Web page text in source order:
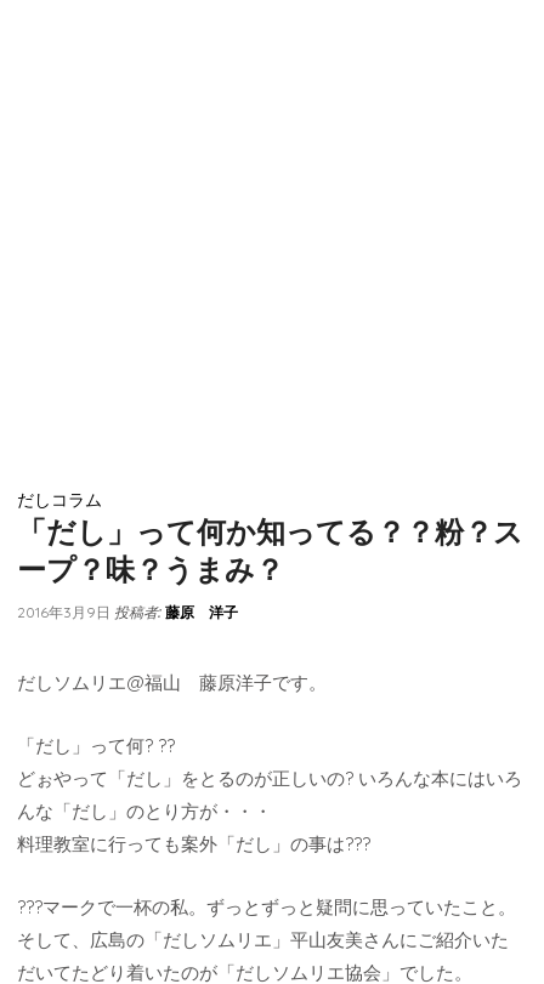
だしコラム
「だし」って何か知ってる？？粉？ス
ープ？味？うまみ？
2016年3月9日 投稿者: 藤原 洋子
だしソムリエ@福山 藤原洋子です。
「だし」って何? ??
どぉやって「だし」をとるのが正しいの? いろんな本にはいろ
んな「だし」のとり方が・・・
料理教室に行っても案外「だし」の事は???
???マークで一杯の私。ずっとずっと疑問に思っていたこと。
そして、広島の「だしソムリエ」平山友美さんにご紹介いた
だいてたどり着いたのが「だしソムリエ協会」でした。